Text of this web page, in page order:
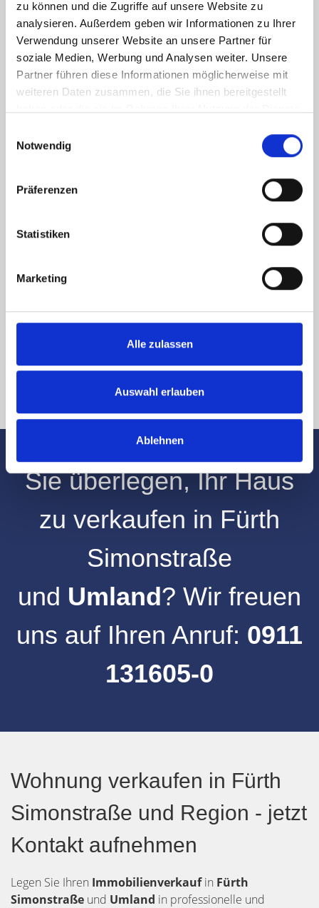
zu können und die Zugriffe auf unsere Website zu
analysieren. Außerdem geben wir Informationen zu Ihrer
Verwendung unserer Website an unsere Partner für
soziale Medien, Werbung und Analysen weiter. Unsere
Partner führen diese Informationen möglicherweise mit
weiteren Daten zusammen, die Sie ihnen bereitgestellt
Notwendig
Präferenzen
Statistiken
Marketing
Alle zulassen
Auswahl erlauben
Ablehnen
zu, dass meine Angaben und Daten zur Beantwortung meiner Anfrage
elektronisch erhoben und gespeichert werden.
an info@hegerich-immobilien.de widerrufen. *
Absenden
Sie überlegen, IhrHaus
zu verkaufen in Fürth
Simonstraße
und Umland? Wir freuen
uns auf Ihren Anruf: 0911
131605-0
Wohnung verkaufen in Fürth
Simonstraße und Region - jetzt
Kontakt aufnehmen
Legen Sie Ihren Immobilienverkaufin Fürth
Simonstraße und Umland in professionelle und